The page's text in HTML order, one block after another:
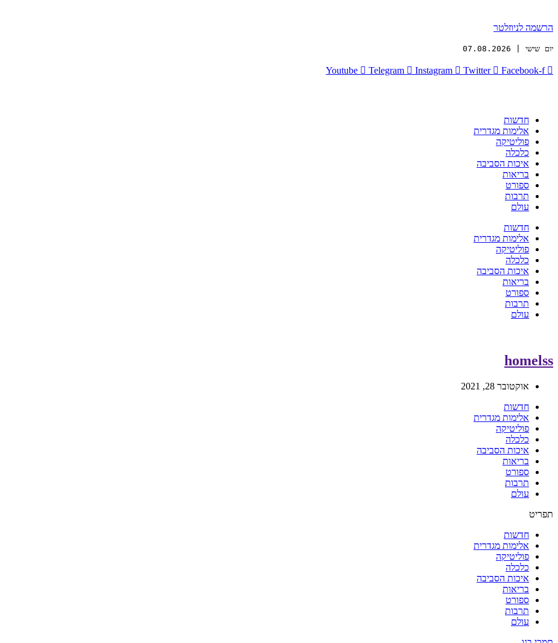
הרשמה לניוזלטר
יום שישי | 07.08.2026
Youtube Telegram Instagram Twitter Facebook-f
חדשות
אלימות מגדרית
פוליטיקה
כלכלה
איכות הסביבה
בריאות
ספורט
תרבות
עולם
חדשות
אלימות מגדרית
פוליטיקה
כלכלה
איכות הסביבה
בריאות
ספורט
תרבות
עולם
homelss
אוקטובר 28, 2021
חדשות
אלימות מגדרית
פוליטיקה
כלכלה
איכות הסביבה
בריאות
ספורט
תרבות
עולם
תפריט
חדשות
אלימות מגדרית
פוליטיקה
כלכלה
איכות הסביבה
בריאות
ספורט
תרבות
עולם